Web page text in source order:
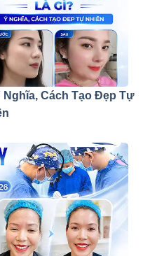
Nghĩa, Cách Tạo Đẹp Tự